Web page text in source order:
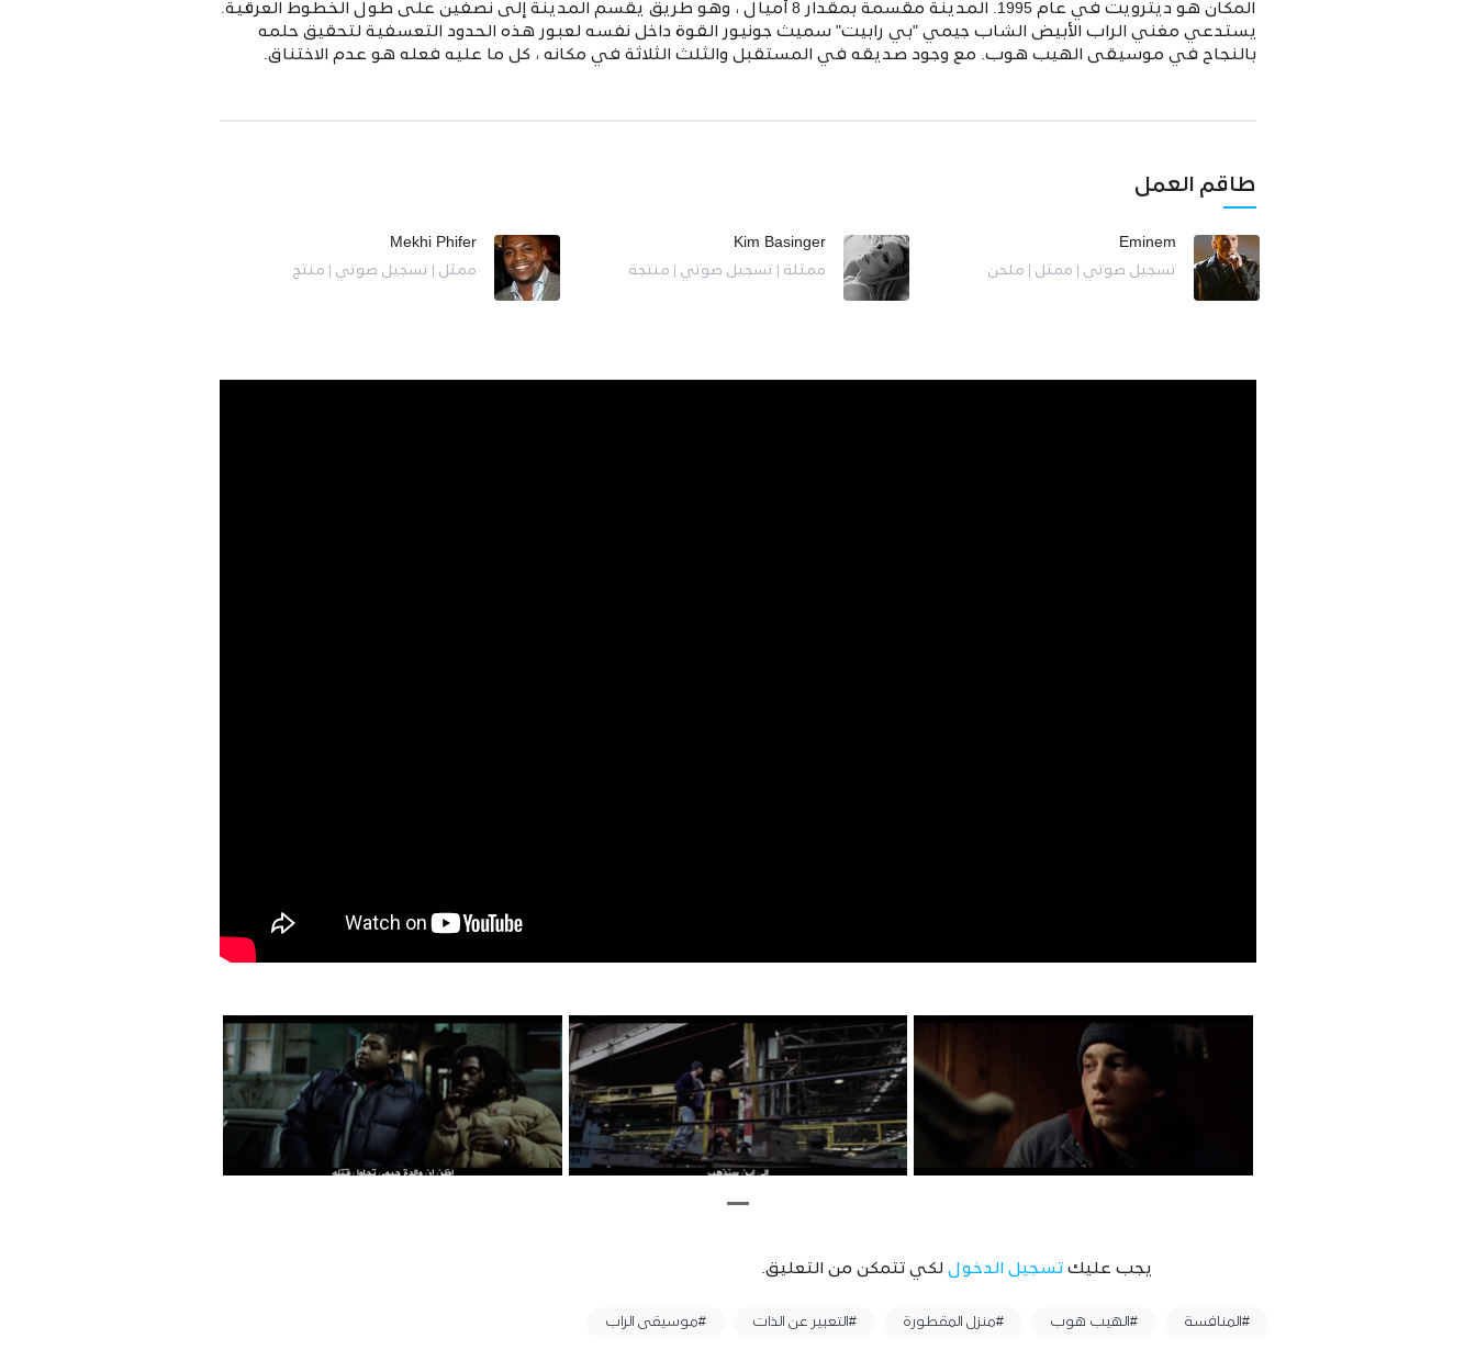
المكان هو ديترويت في عام 1995. المدينة مقسمة بمقدار 8 أميال ، وهو طريق يقسم المدينة إلى نصفين على طول الخطوط العرقية.
يستدعي مغني الراب الأبيض الشاب جيمي "بي رابيت" سميث جونيور القوة داخل نفسه لعبور هذه الحدود التعسفية لتحقيق حلمه
بالنجاح في موسيقى الهيب هوب. مع وجود صديقه في المستقبل والثلث الثلاثة في مكانه ، كل ما عليه فعله هو عدم الاختناق.
طاقم العمل
Eminem
تسجيل صوتي | ممثل | ملحن
Kim Basinger
ممثلة | تسجيل صوتي | منتجة
Mekhi Phifer
ممثل | تسجيل صوتي | منتج
يجب عليك تسجيل الدخول لكي تتمكن من التعليق.
#المنافسة #الهيب هوب #منزل المقطورة #التعبير عن الذات #موسيقى الراب